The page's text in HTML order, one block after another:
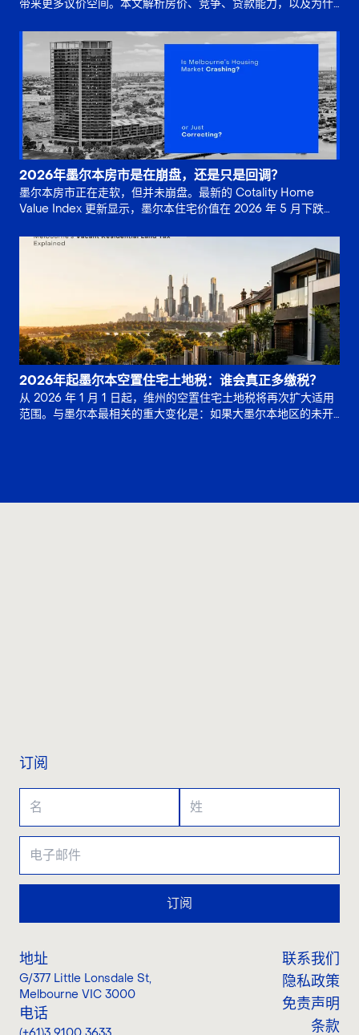
带来更多议价空间。本文解析房价、竞争、贷款能力，以及为什
2026年墨尔本房市是在崩盘，还是只是回调？
墨尔本房市正在走软，但并未崩盘。最新的 Cotality Home
Value Index 更新显示，墨尔本住宅价值在 2026 年 5 月下跌
2026年起墨尔本空置住宅土地税：谁会真正多缴税？
从 2026 年 1 月 1 日起，维州的空置住宅土地税将再次扩大适用
范围。与墨尔本最相关的重大变化是：如果大墨尔本地区的未开
订阅
订阅
地址
G/377 Little Lonsdale St,
Melbourne VIC 3000
电话
联系我们
隐私政策
免责声明
条款